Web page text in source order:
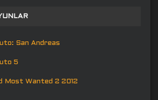
San Andreas
5
Most Wanted 2 2012